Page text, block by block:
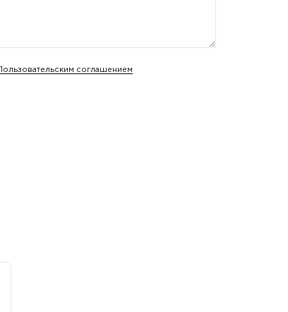
Пользовательским соглашением